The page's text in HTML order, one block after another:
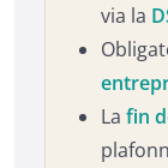
via la
La fin